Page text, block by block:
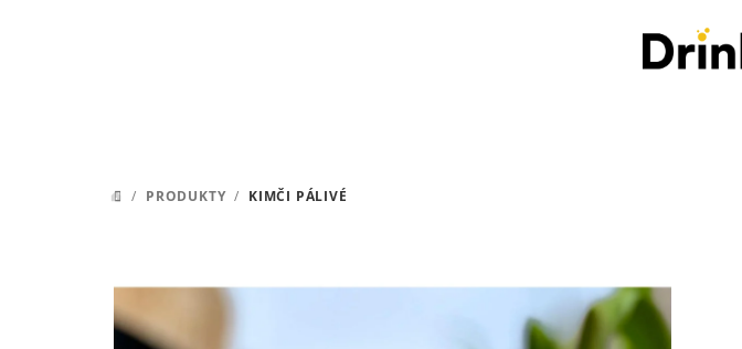
DOMŮ
/ PRODUKTY / KIMČI PÁLIVÉ